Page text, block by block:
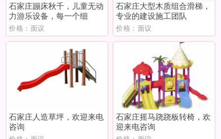
石家庄蹦床秋千，儿童无动
力游乐设备，每一个细
价格：面议
石家庄大型木质组合滑梯，
专业的建设施工团队
价格：面议
石家庄人造草坪，欢迎来电
咨询
石家庄摇马跷跷板转椅，欢
迎来电咨询